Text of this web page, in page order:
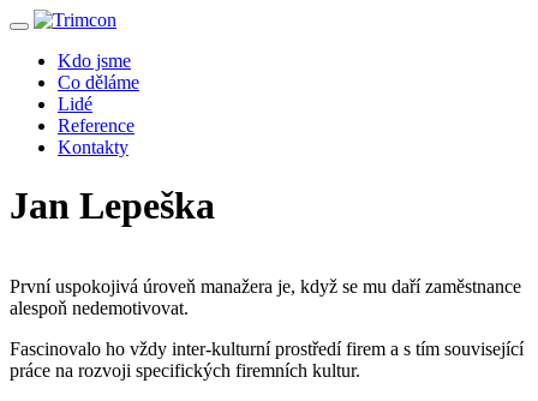
Kdo jsme
Co děláme
Lidé
Reference
Kontakty
Jan Lepeška
První uspokojivá úroveň manažera je, když se mu daří zaměstnance
alespoň nedemotivovat.
Fascinovalo ho vždy inter-kulturní prostředí firem a s tím související
práce na rozvoji specifických firemních kultur.